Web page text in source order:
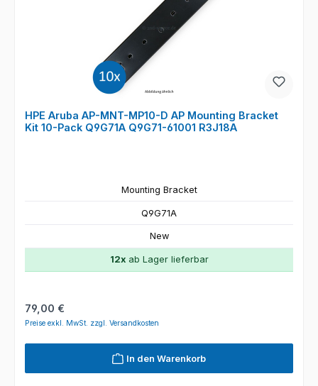
HPE Aruba AP-MNT-MP10-D AP Mounting Bracket
Kit 10-Pack Q9G71A Q9G71-61001 R3J18A
Mounting Bracket
Q9G71A
New
12xab Lager lieferbar
Regulärer Preis:
79,00 €
Preise exkl. MwSt. zzgl. Versandkosten
In den Warenkorb